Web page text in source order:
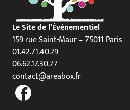
Le Site de l’Événementiel
159 rue Saint-Maur – 75011 Paris
01.42.71.40.79
06.62.17.30.77
contact@areabox.fr